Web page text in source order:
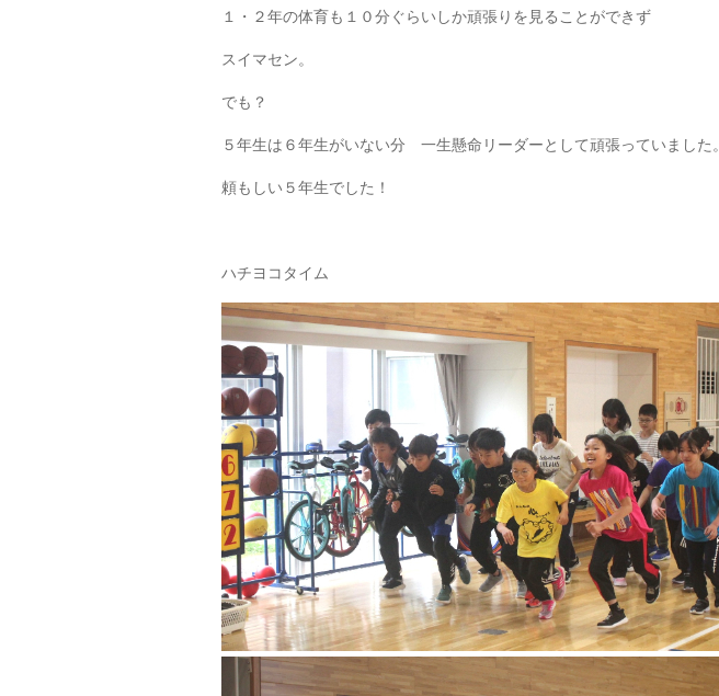
１・２年の体育も１０分ぐらいしか頑張りを見ることができず
スイマセン。
でも？
５年生は６年生がいない分 一生懸命リーダーとして頑張っていました。
頼もしい５年生でした！
ハチヨコタイム